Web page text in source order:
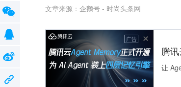
文章来源： 企鹅号 - 时尚头条网
广告
腾
让